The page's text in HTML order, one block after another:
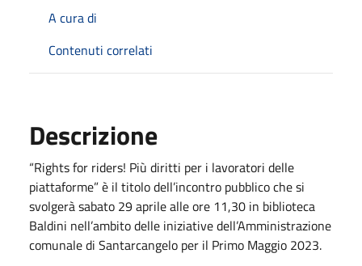
A cura di
Contenuti correlati
Descrizione
“Rights for riders! Più diritti per i lavoratori delle
piattaforme” è il titolo dell’incontro pubblico che si
svolgerà sabato 29 aprile alle ore 11,30 in biblioteca
Baldini nell’ambito delle iniziative dell’Amministrazione
comunale di Santarcangelo per il Primo Maggio 2023.